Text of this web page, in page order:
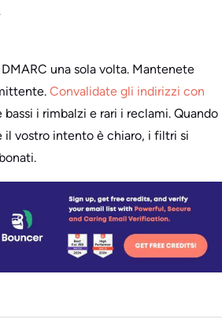
una sola volta. Mantenete
Convalidate gli indirizzi con
i rimbalzi e rari i reclami. Quando
il vostro intento è chiaro, i filtri si